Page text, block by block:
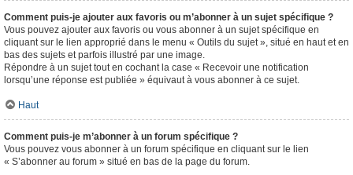
Comment puis-je ajouter aux favoris ou m’abonner à un sujet spécifique ?
Vous pouvez ajouter aux favoris ou vous abonner à un sujet spécifique en
cliquant sur le lien approprié dans le menu « Outils du sujet », situé en haut et en
bas des sujets et parfois illustré par une image.
Répondre à un sujet tout en cochant la case « Recevoir une notification
lorsqu’une réponse est publiée » équivaut à vous abonner à ce sujet.
Haut
Comment puis-je m’abonner à un forum spécifique ?
Vous pouvez vous abonner à un forum spécifique en cliquant sur le lien
« S’abonner au forum » situé en bas de la page du forum.